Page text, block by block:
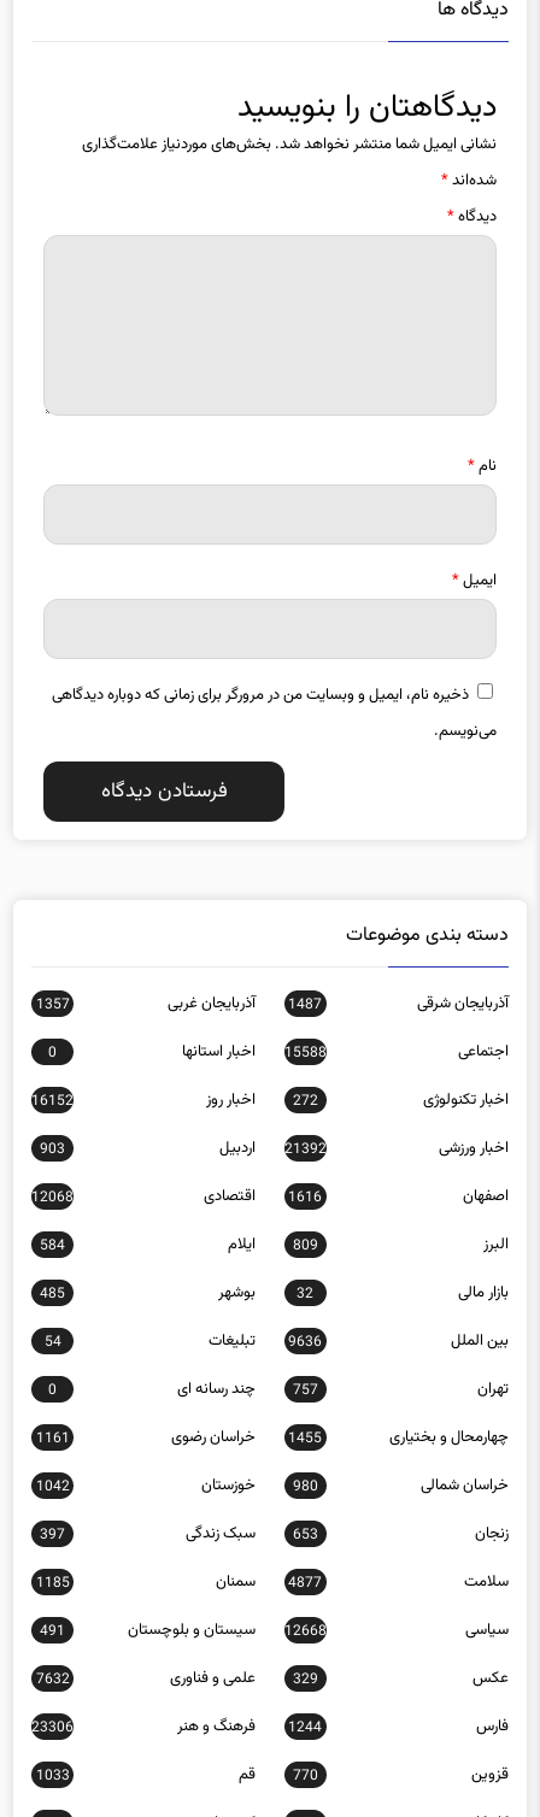
دیدگاه ها
دیدگاهتان را بنویسید
نشانی ایمیل شما منتشر نخواهد شد. بخش‌های موردنیاز علامت‌گذاری
شده‌اند*
دیدگاه*
نام*
ایمیل*
ذخیره نام، ایمیل و وبسایت من در مرورگر برای زمانی که دوباره دیدگاهی
می‌نویسم.
دسته بندی موضوعات
آذربایجان شرقی 1487 آذربایجان غربی 1357
اجتماعی 15588 اخبار استانها 0
اخبار تکنولوژی 272 اخبار روز 16152
اخبار ورزشی 21392 اردبیل 903
اصفهان 1616 اقتصادی 12068
البرز 809 ایلام 584
بازار مالی 32 بوشهر 485
بین الملل 9636 تبلیغات 54
تهران 757 چند رسانه ای 0
چهارمحال و بختیاری 1455 خراسان رضوی 1161
خراسان شمالی 980 خوزستان 1042
زنجان 653 سبک زندگی 397
سلامت 4877 سمنان 1185
سیاسی 12668 سیستان و بلوچستان 491
عکس 329 علمی و فناوری 7632
فارس 1244 فرهنگ و هنر 23306
قزوین 770 قم 1033